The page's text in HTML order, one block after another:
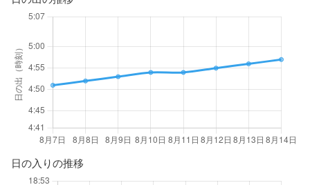
日の入りの推移